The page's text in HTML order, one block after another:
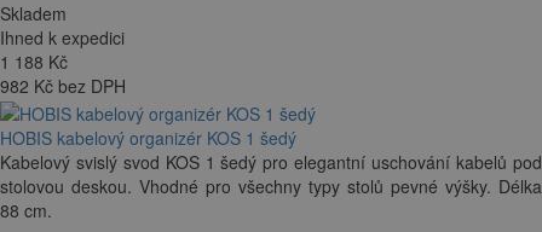
Skladem
Ihned k expedici
1 188 Kč
982 Kč bez DPH
HOBIS kabelový organizér KOS 1 šedý
Kabelový svislý svod KOS 1 šedý pro elegantní uschování kabelů pod
stolovou deskou. Vhodné pro všechny typy stolů pevné výšky. Délka
88 cm.